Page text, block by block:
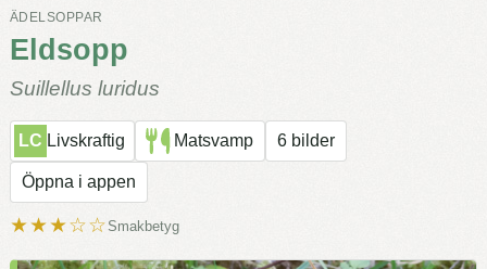
ÄDELSOPPAR
Eldsopp
Suillellus luridus
LC Livskraftig Matsvamp 6 bilder
Öppna i appen
★★★☆☆Smakbetyg